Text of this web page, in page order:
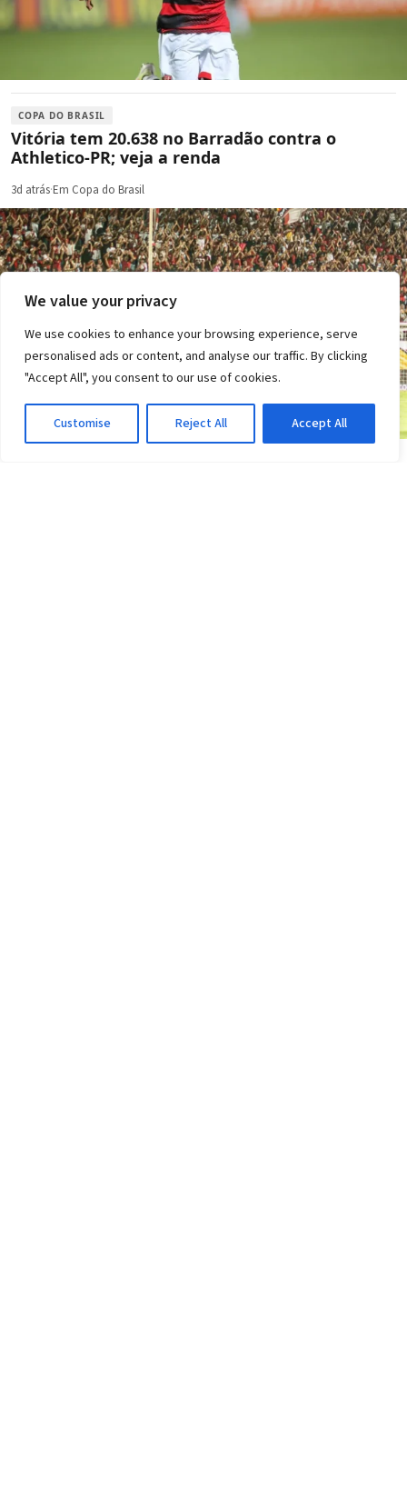
We value your privacy
We use cookies to enhance your browsing experience, serve
personalised ads or content, and analyse our traffic. By clicking
"Accept All", you consent to our use of cookies.
Customise Reject All Accept All
COPA DO BRASIL
Vitória tem 20.638 no Barradão contra o
Athletico-PR; veja a renda
3d atrás·Em Copa do Brasil